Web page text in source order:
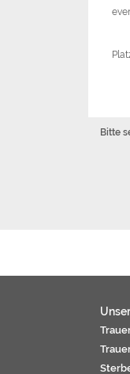
Bitte